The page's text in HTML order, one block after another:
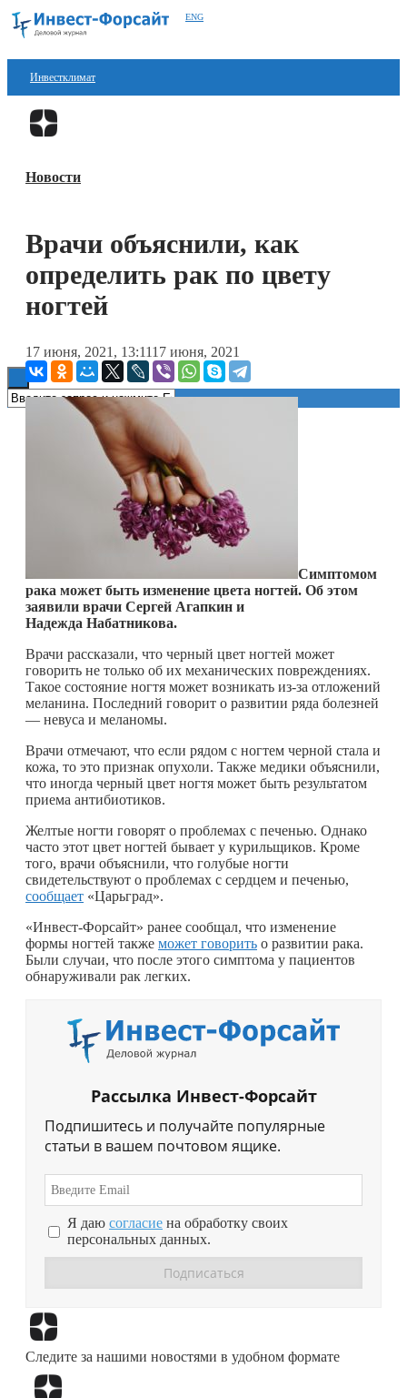
ENG
Инвестклимат
Финансы
Блокчейн
Технологии
Новости
Врачи объяснили, как
определить рак по цвету
ногтей
17 июня, 2021, 13:1117 июня, 2021
Симптомом
рака может быть изменение цвета ногтей. Об этом
заявили врачи Сергей Агапкин и
Надежда Набатникова.
Врачи рассказали, что черный цвет ногтей может
говорить не только об их механических повреждениях.
Такое состояние ногтя может возникать из-за отложений
меланина. Последний говорит о развитии ряда болезней
— невуса и меланомы.
Врачи отмечают, что если рядом с ногтем черной стала и
кожа, то это признак опухоли. Также медики объяснили,
что иногда черный цвет ногтя может быть результатом
приема антибиотиков.
Желтые ногти говорят о проблемах с печенью. Однако
часто этот цвет ногтей бывает у курильщиков. Кроме
того, врачи объяснили, что голубые ногти
свидетельствуют о проблемах с сердцем и печенью,
сообщает «Царьград».
«Инвест-Форсайт» ранее сообщал, что изменение
формы ногтей также может говорить о развитии рака.
Были случаи, что после этого симптома у пациентов
обнаруживали рак легких.
Рассылка Инвест-Форсайт
Подпишитесь и получайте популярные
статьи в вашем почтовом ящике.
Я даю согласие на обработку своих
персональных данных.
Следите за нашими новостями в удобном формате